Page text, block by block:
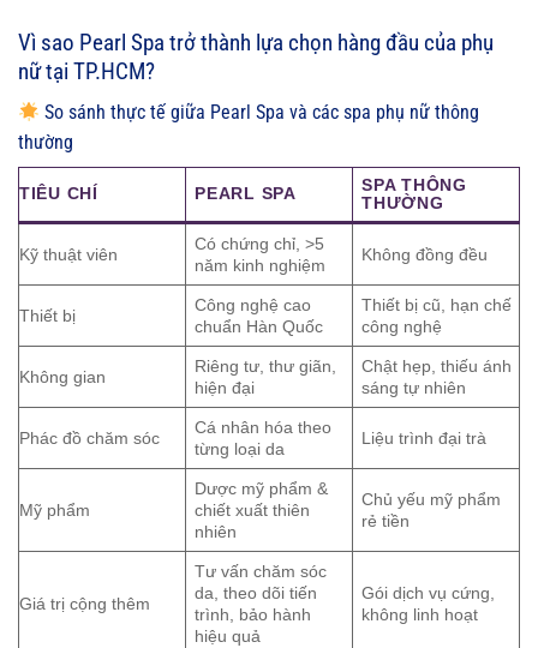
Vì sao Pearl Spa trở thành lựa chọn hàng đầu của phụ
nữ tại TP.HCM?
So sánh thực tế giữa Pearl Spa và các spa phụ nữ thông
thường
TIÊU CHÍ PEARL SPA
SPA THÔNG
THƯỜNG
Kỹ thuật viên
Có chứng chỉ, >5
năm kinh nghiệm
Không đồng đều
Thiết bị
Công nghệ cao
chuẩn Hàn Quốc
Thiết bị cũ, hạn chế
công nghệ
Không gian
Riêng tư, thư giãn,
hiện đại
Chật hẹp, thiếu ánh
sáng tự nhiên
Phác đồ chăm sóc
Cá nhân hóa theo
từng loại da
Liệu trình đại trà
Mỹ phẩm
Dược mỹ phẩm &
chiết xuất thiên
nhiên
Chủ yếu mỹ phẩm
rẻ tiền
Giá trị cộng thêm
Tư vấn chăm sóc
da, theo dõi tiến
trình, bảo hành
hiệu quả
Gói dịch vụ cứng,
không linh hoạt